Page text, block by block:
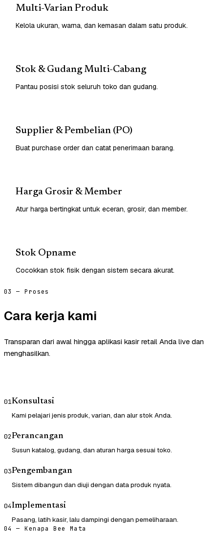
Multi-Varian Produk
Kelola ukuran, warna, dan kemasan dalam satu produk.
Stok & Gudang Multi-Cabang
Pantau posisi stok seluruh toko dan gudang.
Supplier & Pembelian (PO)
Buat purchase order dan catat penerimaan barang.
Harga Grosir & Member
Atur harga bertingkat untuk eceran, grosir, dan member.
Stok Opname
Cocokkan stok fisik dengan sistem secara akurat.
03 — Proses
Cara kerja kami
Transparan dari awal hingga aplikasi kasir retail Anda live dan
menghasilkan.
01Konsultasi
Kami pelajari jenis produk, varian, dan alur stok Anda.
02Perancangan
Susun katalog, gudang, dan aturan harga sesuai toko.
03Pengembangan
Sistem dibangun dan diuji dengan data produk nyata.
04Implementasi
Pasang, latih kasir, lalu dampingi dengan pemeliharaan.
04 — Kenapa Bee Mata